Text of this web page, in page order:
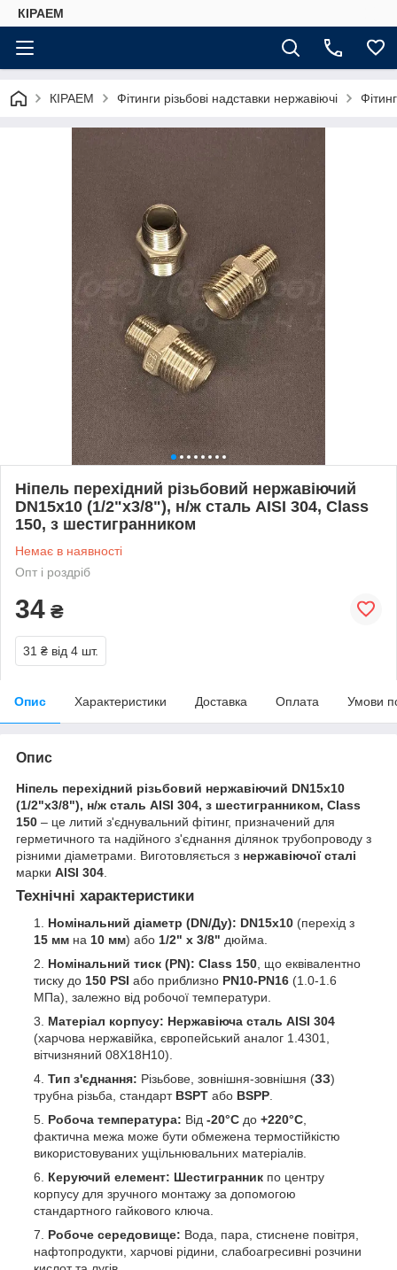
КІРАЕМ
КІРАЕМ Фітинги різьбові надставки нержавіючі
Ніпель перехідний різьбовий нержавіючий
DN15x10 (1/2"x3/8"), н/ж сталь AISI 304, Class
150, з шестигранником
Немає в наявності
Опт і роздріб
34 ₴
31 ₴ від 4 шт.
Опис Характеристики Доставка Оплата Умови
Опис
Ніпель перехідний різьбовий нержавіючий DN15x10
(1/2"x3/8"), н/ж сталь AISI 304, з шестигранником, Class
150 – це литий з'єднувальний фітинг, призначений для
герметичного та надійного з'єднання ділянок трубопроводу з
різними діаметрами. Виготовляється з нержавіючої сталі
марки AISI 304
Технічні характеристики
Номінальний діаметр (DN/Ду): DN15x10 (перехід з
15 мм на 10 мм) або 1/2" x 3/8" дюйма.
Номінальний тиск (PN): Class 150 , що еквівалентно
тиску до 150 PSI або приблизно PN10-PN16 (1.0-1.6
МПа), залежно від робочої температури.
Матеріал корпусу: Нержавіюча сталь AISI 304
(харчова нержавійка, європейський аналог 1.4301,
вітчизняний 08Х18Н10).
Тип з'єднання: Різьбове, зовнішня-зовнішня (ЗЗ)
трубна різьба, стандарт BSPT або BSPP
Робоча температура: Від -20°C до +220°C
фактична межа може бути обмежена термостійкістю
використовуваних ущільнювальних матеріалів.
Керуючий елемент: Шестигранник по центру
корпусу для зручного монтажу за допомогою
стандартного гайкового ключа.
Робоче середовище: Вода, пара, стиснене повітря,
нафтопродукти, харчові рідини, слабоагресивні розчини